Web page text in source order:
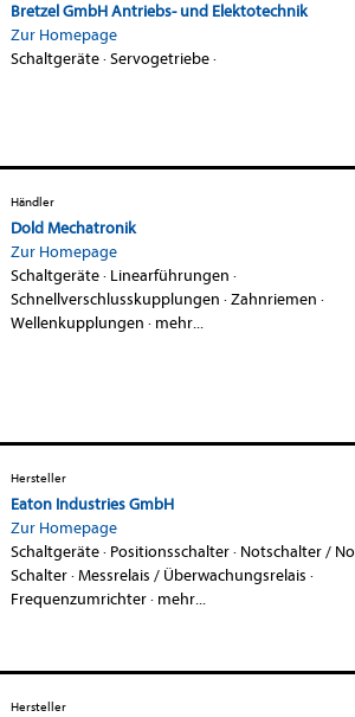
Bretzel GmbH Antriebs- und Elektotechnik
Zur Homepage
Schaltgeräte·Servogetriebe·
Händler
Dold Mechatronik
Zur Homepage
Schaltgeräte· Linearführungen ·
Schnellverschlusskupplungen ·Zahnriemen ·
Wellenkupplungen · mehr...
Hersteller
Eaton Industries GmbH
Zur Homepage
Schaltgeräte· Positionsschalter· Notschalter /
Schalter·Messrelais / Überwachungsrelais ·
Frequenzumrichter· mehr...
Hersteller